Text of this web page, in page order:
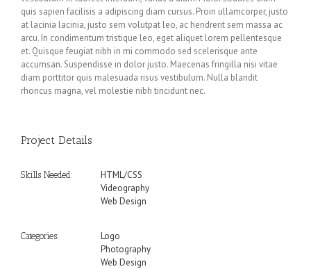
quis sapien facilisis a adipiscing diam cursus. Proin ullamcorper, justo
at lacinia lacinia, justo sem volutpat leo, ac hendrerit sem massa ac
arcu. In condimentum tristique leo, eget aliquet lorem pellentesque
et. Quisque feugiat nibh in mi commodo sed scelerisque ante
accumsan. Suspendisse in dolor justo. Maecenas fringilla nisi vitae
diam porttitor quis malesuada risus vestibulum. Nulla blandit
rhoncus magna, vel molestie nibh tincidunt nec.
Project Details
Skills Needed:
HTML/CSS
Videography
Web Design
Categories:
Logo
Photography
Web Design